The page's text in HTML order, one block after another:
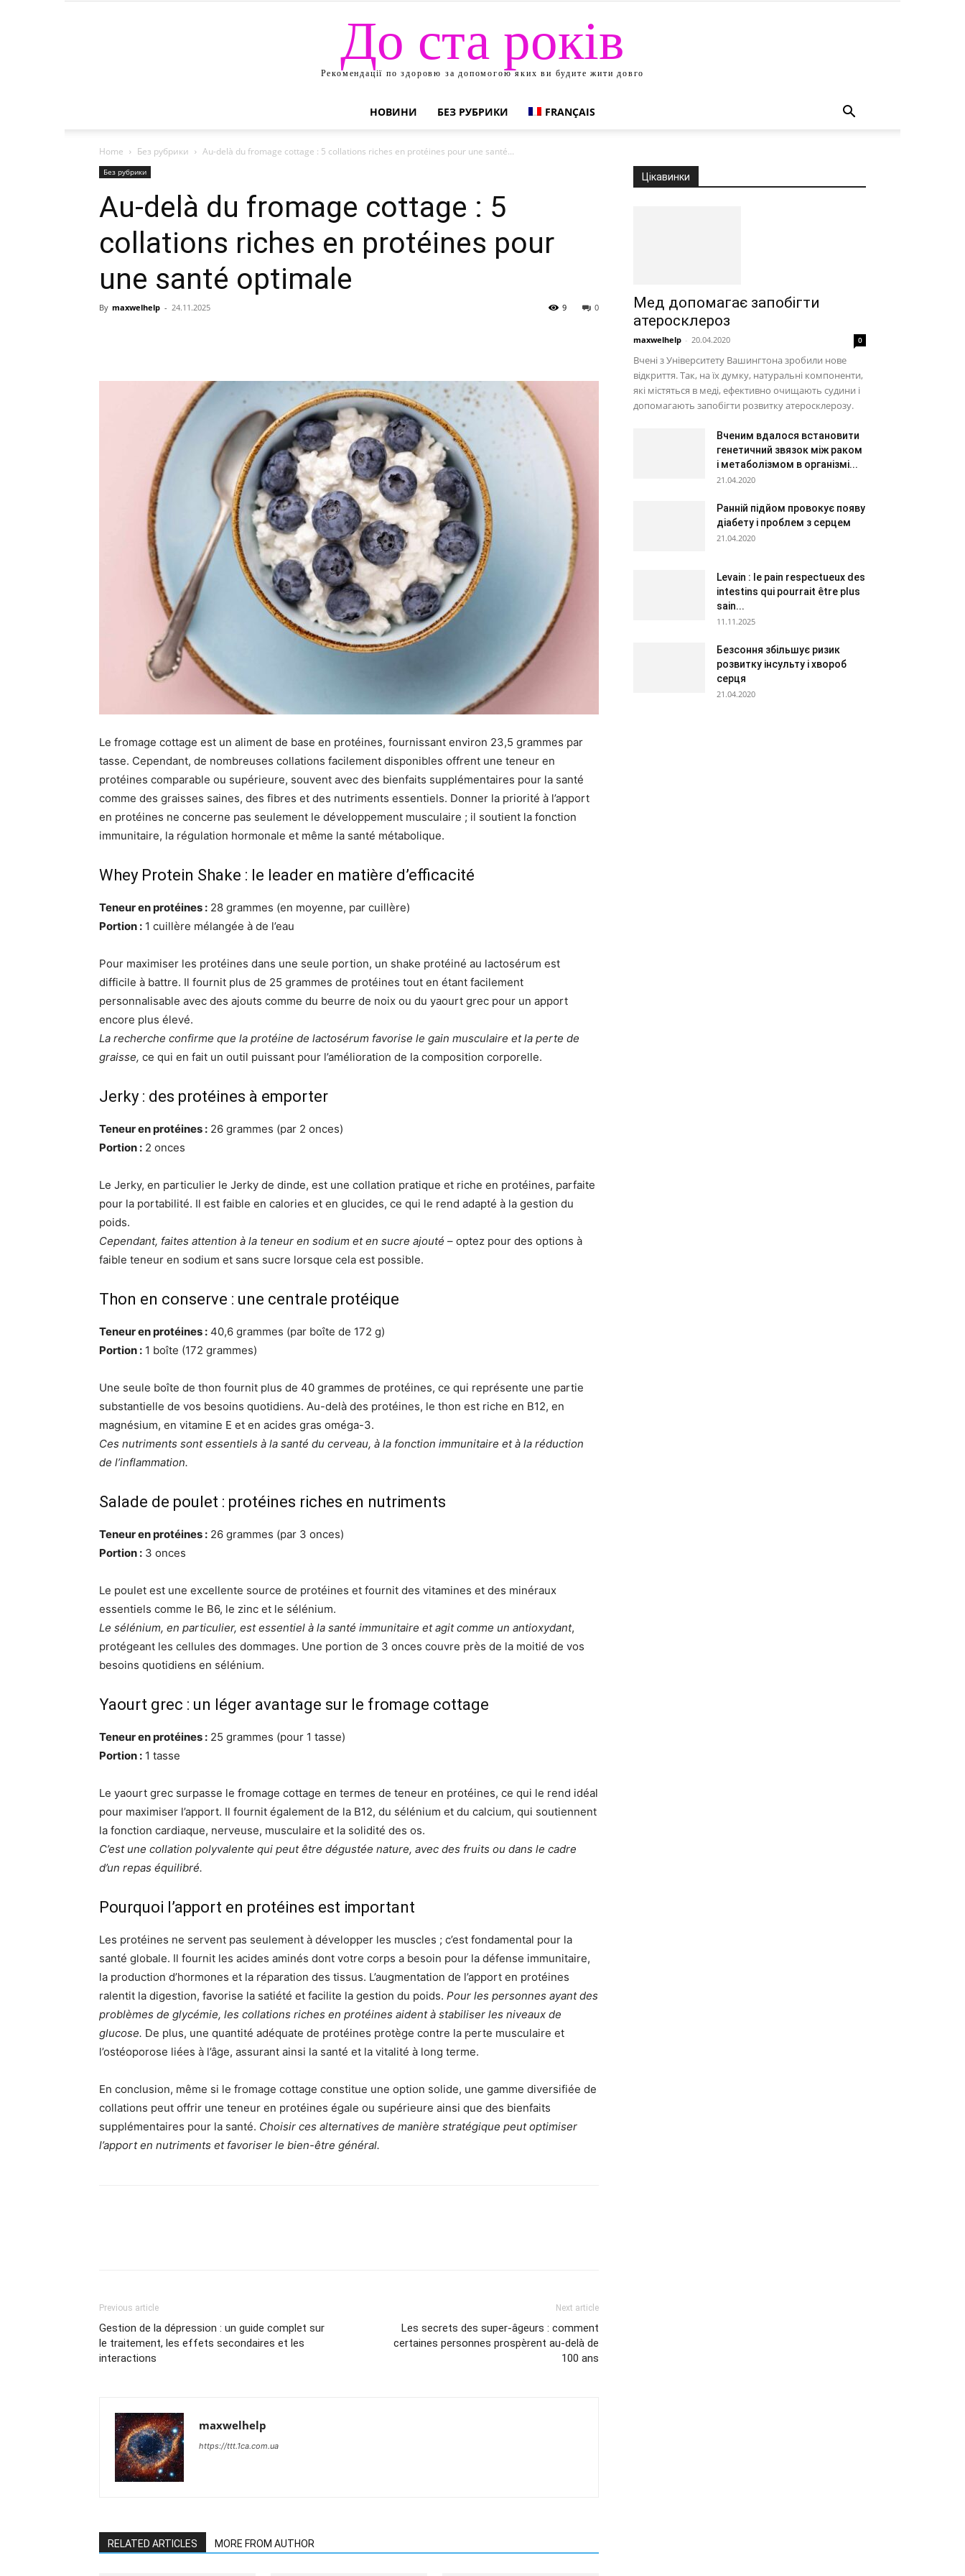
До ста років
Рекомендації по здоровю за допомогою яких ви будите жити довго
НОВИНИ БЕЗ РУБРИКИ FRANÇAIS
Home Без рубрики Au-delà du fromage cottage : 5 collations riches en protéines pour une santé...
Без рубрики
Au-delà du fromage cottage : 5
collations riches en protéines pour
une santé optimale
By maxwelhelp - 24.11.2025 0
9
Le fromage cottage est un aliment de base en protéines, fournissant environ 23,5 grammes par
tasse. Cependant, de nombreuses collations facilement disponibles offrent une teneur en
protéines comparable ou supérieure, souvent avec des bienfaits supplémentaires pour la santé
comme des graisses saines, des fibres et des nutriments essentiels. Donner la priorité à l’apport
en protéines ne concerne pas seulement le développement musculaire ; il soutient la fonction
immunitaire, la régulation hormonale et même la santé métabolique.
Whey Protein Shake : le leader en matière d’efficacité
Teneur en protéines : 28 grammes (en moyenne, par cuillère)
Portion : 1 cuillère mélangée à de l’eau
Pour maximiser les protéines dans une seule portion, un shake protéiné au lactosérum est
difficile à battre. Il fournit plus de 25 grammes de protéines tout en étant facilement
personnalisable avec des ajouts comme du beurre de noix ou du yaourt grec pour un apport
encore plus élevé.
La recherche confirme que la protéine de lactosérum favorise le gain musculaire et la perte de
graisse, ce qui en fait un outil puissant pour l’amélioration de la composition corporelle.
Jerky : des protéines à emporter
Teneur en protéines : 26 grammes (par 2 onces)
Portion : 2 onces
Le Jerky, en particulier le Jerky de dinde, est une collation pratique et riche en protéines, parfaite
pour la portabilité. Il est faible en calories et en glucides, ce qui le rend adapté à la gestion du
poids.
Cependant, faites attention à la teneur en sodium et en sucre ajouté – optez pour des options à
faible teneur en sodium et sans sucre lorsque cela est possible.
Thon en conserve : une centrale protéique
Teneur en protéines : 40,6 grammes (par boîte de 172 g)
Portion : 1 boîte (172 grammes)
Une seule boîte de thon fournit plus de 40 grammes de protéines, ce qui représente une partie
substantielle de vos besoins quotidiens. Au-delà des protéines, le thon est riche en B12, en
magnésium, en vitamine E et en acides gras oméga-3.
Ces nutriments sont essentiels à la santé du cerveau, à la fonction immunitaire et à la réduction
de l’inflammation.
Salade de poulet : protéines riches en nutriments
Teneur en protéines : 26 grammes (par 3 onces)
Portion : 3 onces
Le poulet est une excellente source de protéines et fournit des vitamines et des minéraux
essentiels comme le B6, le zinc et le sélénium.
Le sélénium, en particulier, est essentiel à la santé immunitaire et agit comme un antioxydant,
protégeant les cellules des dommages. Une portion de 3 onces couvre près de la moitié de vos
besoins quotidiens en sélénium.
Yaourt grec : un léger avantage sur le fromage cottage
Teneur en protéines : 25 grammes (pour 1 tasse)
Portion : 1 tasse
Le yaourt grec surpasse le fromage cottage en termes de teneur en protéines, ce qui le rend idéal
pour maximiser l’apport. Il fournit également de la B12, du sélénium et du calcium, qui soutiennent
la fonction cardiaque, nerveuse, musculaire et la solidité des os.
C’est une collation polyvalente qui peut être dégustée nature, avec des fruits ou dans le cadre
d’un repas équilibré.
Pourquoi l’apport en protéines est important
Les protéines ne servent pas seulement à développer les muscles ; c’est fondamental pour la
santé globale. Il fournit les acides aminés dont votre corps a besoin pour la défense immunitaire,
la production d’hormones et la réparation des tissus. L’augmentation de l’apport en protéines
ralentit la digestion, favorise la satiété et facilite la gestion du poids. Pour les personnes ayant des
problèmes de glycémie, les collations riches en protéines aident à stabiliser les niveaux de
glucose. De plus, une quantité adéquate de protéines protège contre la perte musculaire et
l’ostéoporose liées à l’âge, assurant ainsi la santé et la vitalité à long terme.
En conclusion, même si le fromage cottage constitue une option solide, une gamme diversifiée de
collations peut offrir une teneur en protéines égale ou supérieure ainsi que des bienfaits
supplémentaires pour la santé. Choisir ces alternatives de manière stratégique peut optimiser
l’apport en nutriments et favoriser le bien-être général.
Previous article
Gestion de la dépression : un guide complet sur
le traitement, les effets secondaires et les
interactions
Next article
Les secrets des super-âgeurs : comment
certaines personnes prospèrent au-delà de
100 ans
maxwelhelp
https://ttt.1ca.com.ua
RELATED ARTICLES MORE FROM AUTHOR
Цікавинки
Мед допомагає запобігти
атеросклероз
maxwelhelp - 20.04.2020 0
Вчені з Університету Вашингтона зробили нове
відкриття. Так, на їх думку, натуральні компоненти,
які містяться в меді, ефективно очищають судини і
допомагають запобігти розвитку атеросклерозу.
Вченим вдалося встановити
генетичний звязок між раком
і метаболізмом в організмі...
21.04.2020
Ранній підйом провокує появу
діабету і проблем з серцем
21.04.2020
Levain : le pain respectueux des
intestins qui pourrait être plus
sain...
11.11.2025
Безсоння збільшує ризик
розвитку інсульту і хвороб
серця
21.04.2020